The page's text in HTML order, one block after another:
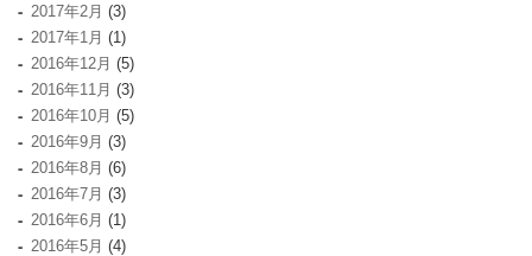
2017年2月 (3)
2017年1月 (1)
2016年12月 (5)
2016年11月 (3)
2016年10月 (5)
2016年9月 (3)
2016年8月 (6)
2016年7月 (3)
2016年6月 (1)
2016年5月 (4)